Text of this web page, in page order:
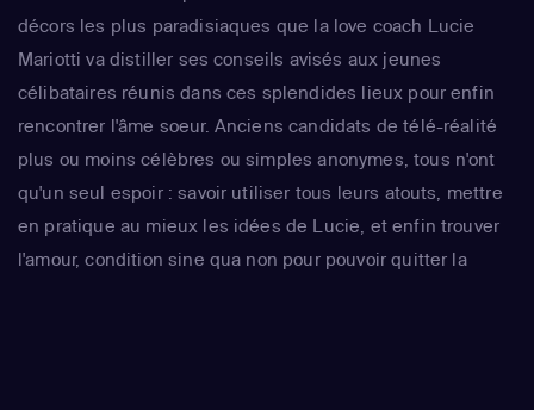
décors les plus paradisiaques que la love coach Lucie
Mariotti va distiller ses conseils avisés aux jeunes
célibataires réunis dans ces splendides lieux pour enfin
rencontrer l'âme soeur. Anciens candidats de télé-réalité
plus ou moins célèbres ou simples anonymes, tous n'ont
qu'un seul espoir : savoir utiliser tous leurs atouts, mettre
en pratique au mieux les idées de Lucie, et enfin trouver
l'amour, condition sine qua non pour pouvoir quitter la